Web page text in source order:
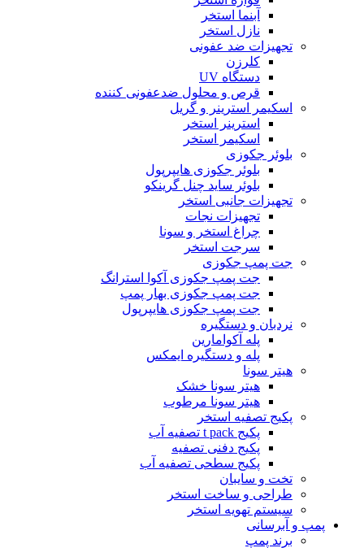
آبنما استخر
نازل استخر
تجهیزات ضد عفونی
کلرزن
دستگاه UV
قرص و محلول ضدعفونی کننده
اسکیمر استرینر و گریل
استرینر استخر
اسکیمر استخر
بلوئر جکوزی
بلوئر جکوزی هایپرپول
بلوئر ساید چنل گرینکو
تجهیزات جانبی استخر
تجهیزات نجات
چراغ استخر و سونا
سرجت استخر
جت پمپ جکوزی
جت پمپ جکوزی آکوا استرانگ
جت پمپ جکوزی بهار پمپ
جت پمپ جکوزی هایپرپول
نردبان و دستگیره
پله آکوامارین
پله و دستگیره ایمکس
هیتر سونا
هیتر سونا خشک
هیتر سونا مرطوب
پکیج تصفیه استخر
پکیج t pack تصفیه آب
پکیج دفنی تصفیه
پکیج سطحی تصفیه آب
تخت و سایبان
طراحی و ساخت استخر
سیستم تهویه استخر
پمپ و آبرسانی
برند پمپ